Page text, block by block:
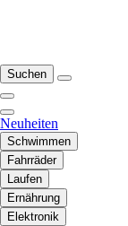
Suchen
Neuheiten
Schwimmen
Fahrräder
Laufen
Ernährung
Elektronik